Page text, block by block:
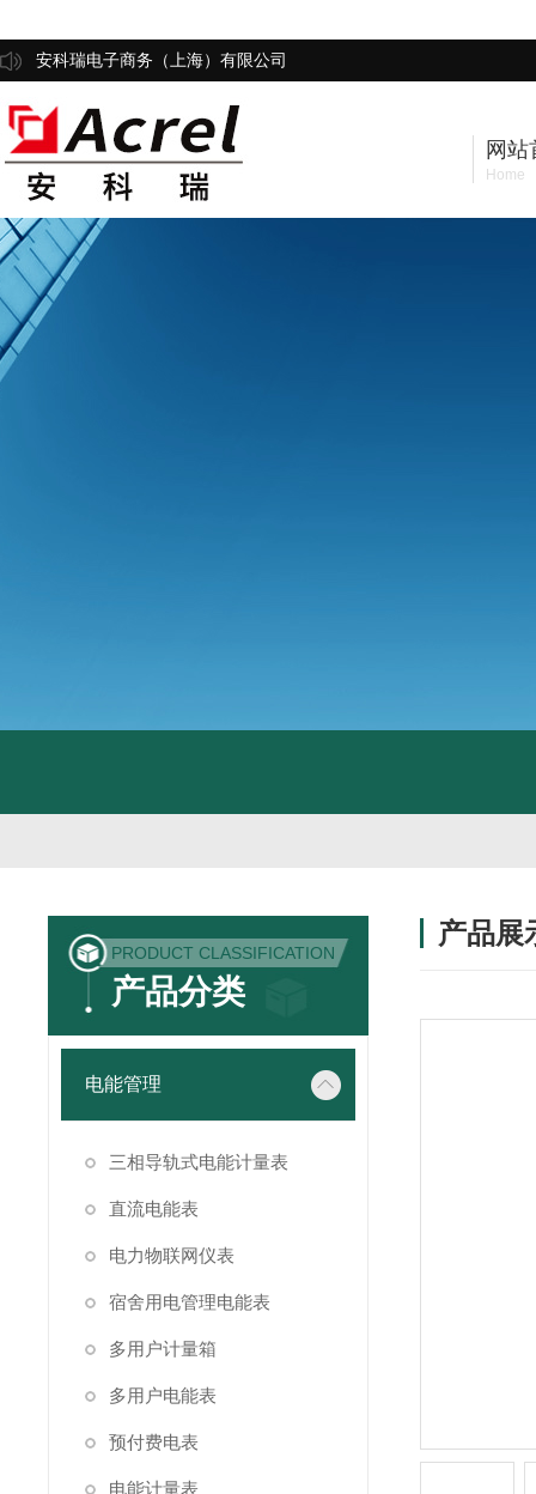
安科瑞电子商务（上海）有限公司
网站
Home
PRODUCT CLASSIFICATION
产品分类
电能管理
三相导轨式电能计量表
直流电能表
电力物联网仪表
宿舍用电管理电能表
多用户计量箱
多用户电能表
预付费电表
电能计量表
产品展